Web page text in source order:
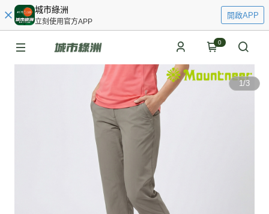
城市綠洲
立刻使用官方APP
開啟APP
0
1/3